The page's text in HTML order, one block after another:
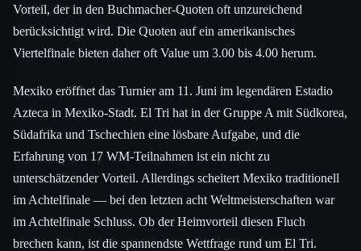
Vorteil, der in den Buchmacher-Quoten oft unzureichend
berücksichtigt wird. Die Quoten auf ein amerikanisches
Viertelfinale bieten daher oft Value um 3.00 bis 4.00 herum.
Mexiko eröffnet das Turnier am 11. Juni im legendären Estadio
Azteca in Mexiko-Stadt. El Tri hat in der Gruppe A mit Südkorea,
Südafrika und Tschechien eine lösbare Aufgabe, und die
Erfahrung von 17 WM-Teilnahmen ist ein nicht zu
unterschätzender Vorteil. Allerdings scheitert Mexiko traditionell
im Achtelfinale — bei den letzten acht Weltmeisterschaften war
im Achtelfinale Schluss. Ob der Heimvorteil diesen Fluch
brechen kann, ist die spannendste Wettfrage rund um El Tri.